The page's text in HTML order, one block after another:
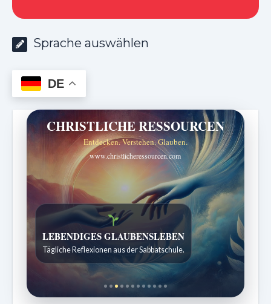
Sprache auswählen
DE
CHRISTLICHE RESSOURCEN
Entdecken. Verstehen. Glauben.
www.christlicheressourcen.com
Bibelgeschichten zum Staunen
Kindergeschichten für 7 bis 12 Jahre.